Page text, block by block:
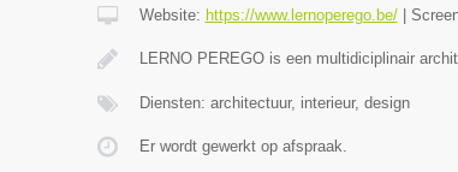
Website: https://www.lernoperego.be/|
LERNO PEREGO is een multidiciplinair
Diensten: architectuur, interieur, design
Er wordt gewerkt op afspraak.